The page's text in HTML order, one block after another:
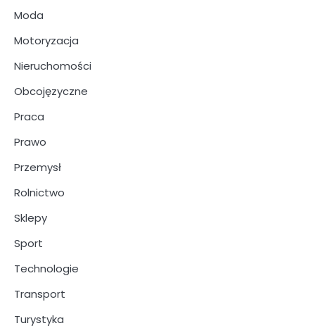
Moda
Motoryzacja
Nieruchomości
Obcojęzyczne
Praca
Prawo
Przemysł
Rolnictwo
Sklepy
Sport
Technologie
Transport
Turystyka